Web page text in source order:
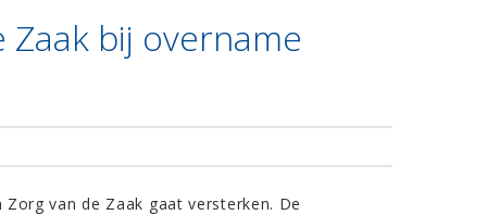
bij overname
van de Zaak gaat versterken. De